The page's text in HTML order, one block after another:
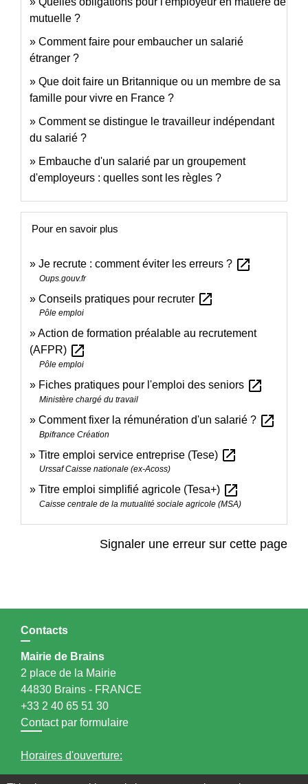
mutuelle ?
Comment faire pour embaucher un salarié
étranger ?
Que doit faire un Britannique ou un membre de sa
famille pour vivre en France ?
Comment se distingue le travailleur indépendant
du salarié ?
Embauche d'un salarié par un groupement
d'employeurs : quelles sont les règles ?
Pour en savoir plus
Je recrute : comment éviter les erreurs ? open_in_new
Oups.gouv.fr
Conseils pratiques pour recruter open_in_new
Pôle emploi
Action de formation préalable au recrutement
(AFPR) open_in_new
Pôle emploi
Fiches pratiques pour l'emploi des seniors open_in_new
Ministère chargé du travail
Comment fixer la rémunération d'un salarié ? open_in_new
Bpifrance Création
Titre emploi service entreprise (Tese) open_in_new
Urssaf Caisse nationale (ex-Acoss)
Titre emploi simplifié agricole (Tesa+) open_in_new
Caisse centrale de la mutualité sociale agricole (MSA)
Signaler une erreur sur cette page
Contacts
Mairie de Brains
2 place de la Mairie
44830 Brains - FRANCE
+33 2 40 65 51 30
Contact par formulaire
Horaires d'ouverture: